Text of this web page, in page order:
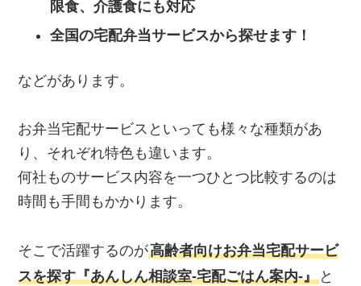
限食、介護食にも対応
全国の宅配弁当サービスから探せます！
などがあります。
お弁当宅配サービスといっても様々な種類があ
り、それぞれ特色も違います。
何社ものサービス内容を一つひとつ比較するのは
時間も手間もかかります。
そこで活躍するのが高齢者向けお弁当宅配サービ
スを探す『あんしん相談室‐宅配ごはん案内‐』 と